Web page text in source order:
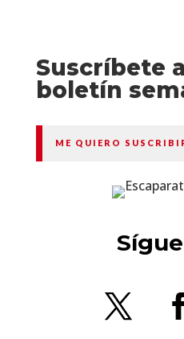
Suscríbete
boletín
ME QUIERO